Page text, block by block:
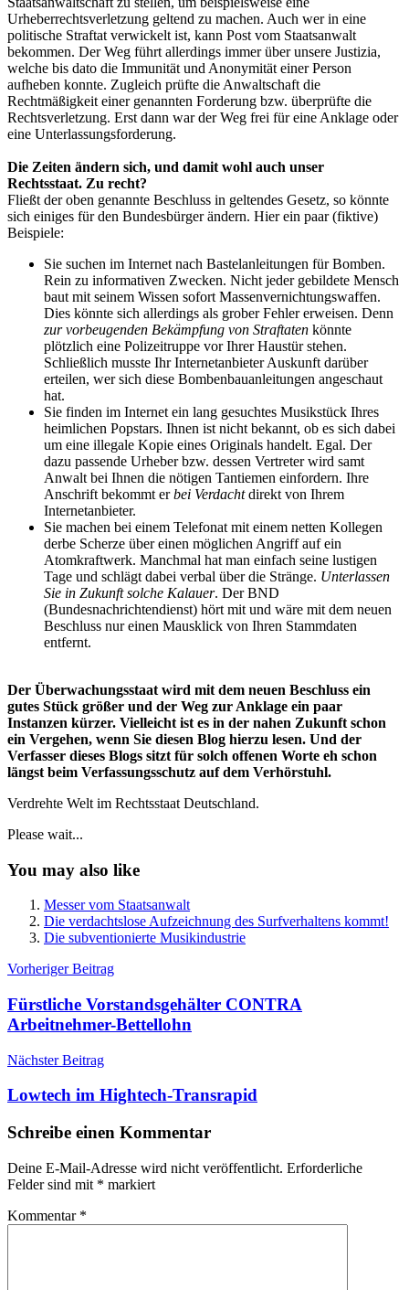
Urheberrechtsverletzung geltend zu machen. Auch wer in eine
politische Straftat verwickelt ist, kann Post vom Staatsanwalt
bekommen. Der Weg führt allerdings immer über unsere Justizia,
welche bis dato die Immunität und Anonymität einer Person
aufheben konnte. Zugleich prüfte die Anwaltschaft die
Rechtmäßigkeit einer genannten Forderung bzw. überprüfte die
Rechtsverletzung. Erst dann war der Weg frei für eine Anklage oder
eine Unterlassungsforderung.
Die Zeiten ändern sich, und damit wohl auch unser
Rechtsstaat. Zu recht?
Fließt der oben genannte Beschluss in geltendes Gesetz, so könnte
sich einiges für den Bundesbürger ändern. Hier ein paar (fiktive)
Beispiele:
Sie suchen im Internet nach Bastelanleitungen für Bomben.
Rein zu informativen Zwecken. Nicht jeder gebildete Mensch
baut mit seinem Wissen sofort Massenvernichtungswaffen.
Dies könnte sich allerdings als grober Fehler erweisen. Denn
zur vorbeugenden Bekämpfung von Straftaten könnte
plötzlich eine Polizeitruppe vor Ihrer Haustür stehen.
Schließlich musste Ihr Internetanbieter Auskunft darüber
erteilen, wer sich diese Bombenbauanleitungen angeschaut
hat.
Sie finden im Internet ein lang gesuchtes Musikstück Ihres
heimlichen Popstars. Ihnen ist nicht bekannt, ob es sich dabei
um eine illegale Kopie eines Originals handelt. Egal. Der
dazu passende Urheber bzw. dessen Vertreter wird samt
Anwalt bei Ihnen die nötigen Tantiemen einfordern. Ihre
Anschrift bekommt erbei Verdachtdirekt von Ihrem
Internetanbieter.
Sie machen bei einem Telefonat mit einem netten Kollegen
derbe Scherze über einen möglichen Angriff auf ein
Atomkraftwerk. Manchmal hat man einfach seine lustigen
Tage und schlägt dabei verbal über die Stränge. Unterlassen
Sie in Zukunft solche Kalauer. Der BND
(Bundesnachrichtendienst) hört mit und wäre mit dem neuen
Beschluss nur einen Mausklick von Ihren Stammdaten
entfernt.
Der Überwachungsstaat wird mit dem neuen Beschluss ein
gutes Stück größer und der Weg zur Anklage ein paar
Instanzen kürzer. Vielleicht ist es in der nahen Zukunft schon
ein Vergehen, wenn Sie diesen Blog hierzu lesen. Und der
Verfasser dieses Blogs sitzt für solch offenen Worte eh schon
längst beim Verfassungsschutz auf dem Verhörstuhl.
Verdrehte Welt im Rechtsstaat Deutschland.
Please wait...
You may also like
Messer vom Staatsanwalt
Die verdachtslose Aufzeichnung des Surfverhaltens kommt!
Die subventionierte Musikindustrie
Beitragsnavigation
Vorheriger Beitrag
Fürstliche Vorstandsgehälter CONTRA
Arbeitnehmer-Bettellohn
Nächster Beitrag
Lowtech im Hightech-Transrapid
Schreibe einen Kommentar
Deine E-Mail-Adresse wird nicht veröffentlicht. Erforderliche
Felder sind mit * markiert
Kommentar *